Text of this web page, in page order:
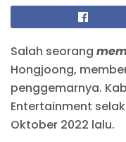
Salah seorang
Hongjoong,
penggemarnya.
Entertainment
Oktober 2022 lalu.